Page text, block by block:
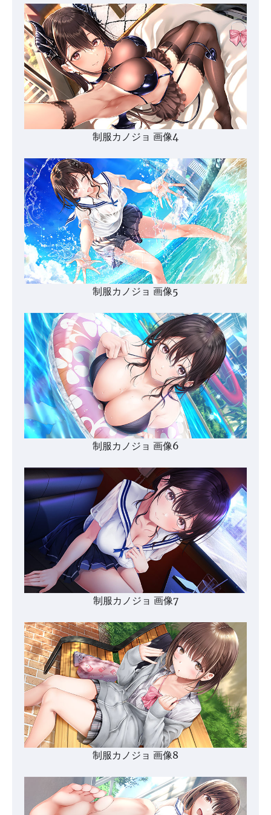
制服カノジョ 画像4
制服カノジョ 画像5
制服カノジョ 画像6
制服カノジョ 画像7
制服カノジョ 画像8